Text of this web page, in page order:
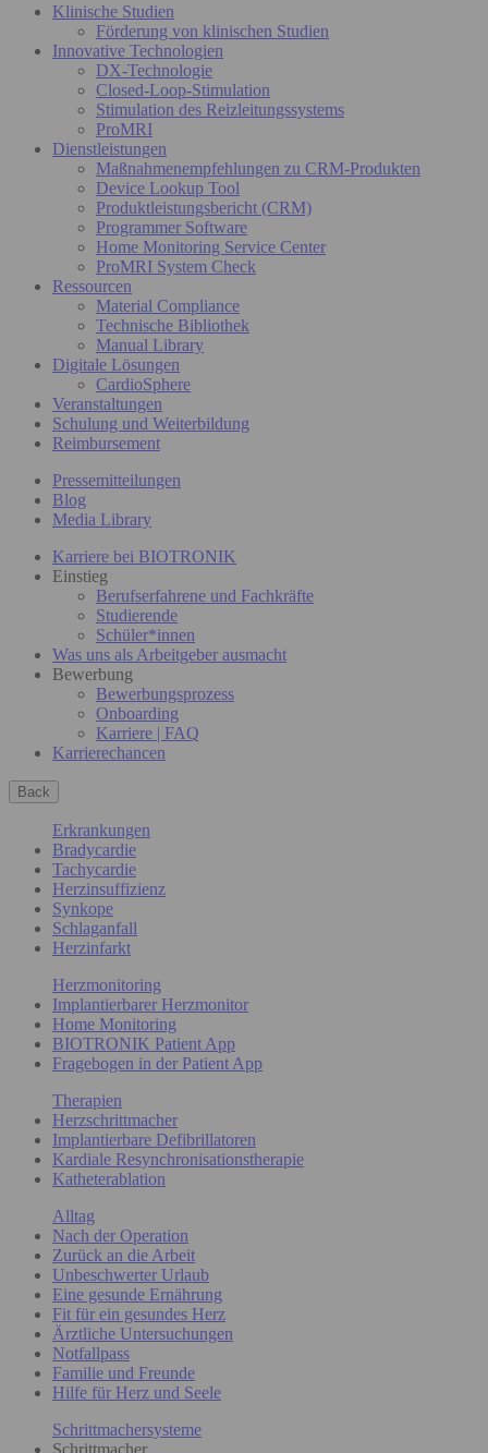
Klinische Studien
Förderung von klinischen Studien
Innovative Technologien
DX-Technologie
Closed-Loop-Stimulation
Stimulation des Reizleitungssystems
ProMRI
Dienstleistungen
Maßnahmenempfehlungen zu CRM-Produkten
Device Lookup Tool
Produktleistungsbericht (CRM)
Programmer Software
Home Monitoring Service Center
ProMRI System Check
Ressourcen
Material Compliance
Technische Bibliothek
Manual Library
Digitale Lösungen
CardioSphere
Veranstaltungen
Schulung und Weiterbildung
Reimbursement
Pressemitteilungen
Blog
Media Library
Karriere bei BIOTRONIK
Einstieg
Berufserfahrene und Fachkräfte
Studierende
Schüler*innen
Was uns als Arbeitgeber ausmacht
Bewerbung
Bewerbungsprozess
Onboarding
Karriere | FAQ
Karrierechancen
Back
Erkrankungen
Bradycardie
Tachycardie
Herzinsuffizienz
Synkope
Schlaganfall
Herzinfarkt
Herzmonitoring
Implantierbarer Herzmonitor
Home Monitoring
BIOTRONIK Patient App
Fragebogen in der Patient App
Therapien
Herzschrittmacher
Implantierbare Defibrillatoren
Kardiale Resynchronisationstherapie
Katheterablation
Alltag
Nach der Operation
Zurück an die Arbeit
Unbeschwerter Urlaub
Eine gesunde Ernährung
Fit für ein gesundes Herz
Ärztliche Untersuchungen
Notfallpass
Familie und Freunde
Hilfe für Herz und Seele
Schrittmachersysteme
Schrittmacher